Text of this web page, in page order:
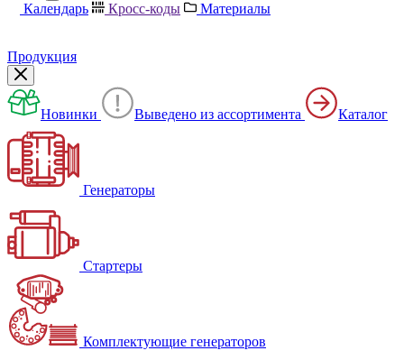
Календарь Кросс-коды Материалы
Продукция
Новинки Выведено из ассортимента Каталог
Генераторы
Стартеры
Комплектующие генераторов